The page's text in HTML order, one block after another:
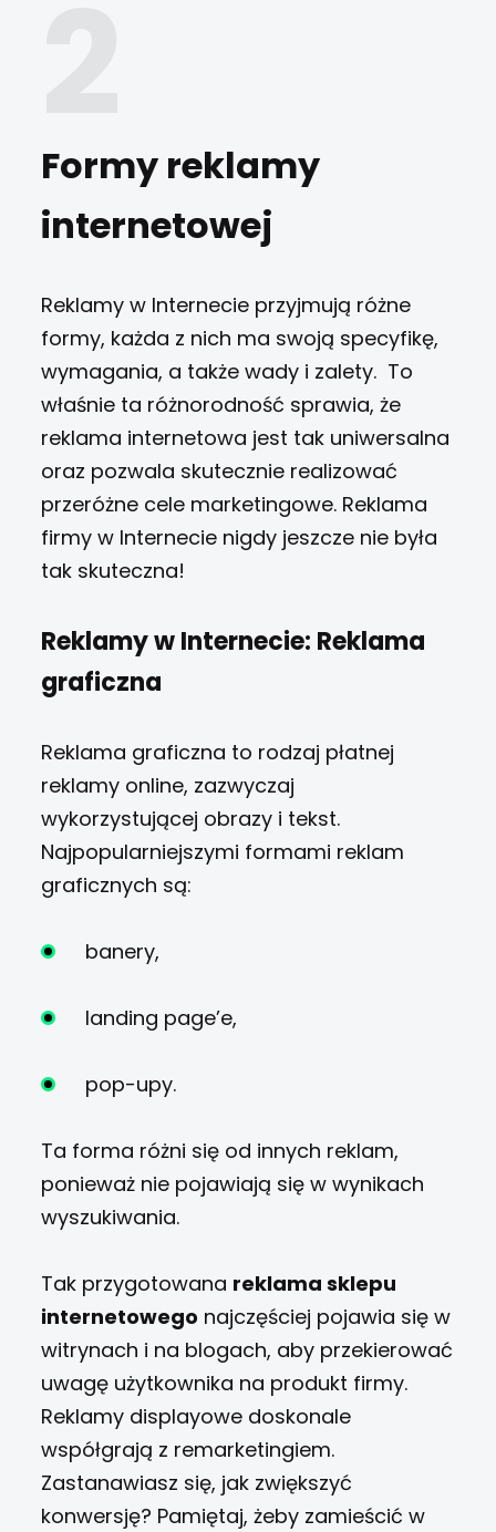
Formy reklamy
internetowej
Reklamy w Internecie przyjmują różne
formy, każda z nich ma swoją specyfikę,
wymagania, a także wady i zalety. To
właśnie ta różnorodność sprawia, że
reklama internetowa jest tak uniwersalna
oraz pozwala skutecznie realizować
przeróżne cele marketingowe. Reklama
firmy w Internecie nigdy jeszcze nie była
tak skuteczna!
Reklamy w Internecie: Reklama
graficzna
Reklama graficzna to rodzaj płatnej
reklamy online, zazwyczaj
wykorzystującej obrazy i tekst.
Najpopularniejszymi formami reklam
graficznych są:
banery,
landing page’e,
pop-upy.
Ta forma różni się od innych reklam,
ponieważ nie pojawiają się w wynikach
wyszukiwania.
Tak przygotowana reklama sklepu
internetowego najczęściej pojawia się w
witrynach i na blogach, aby przekierować
uwagę użytkownika na produkt firmy.
Reklamy displayowe doskonale
współgrają z remarketingiem.
Zastanawiasz się, jak zwiększyć
konwersję? Pamiętaj, żeby zamieścić w